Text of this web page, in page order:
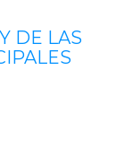
DE LAS